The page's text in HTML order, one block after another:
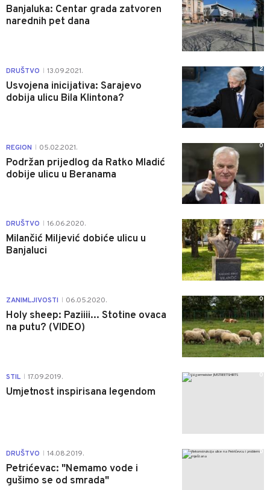
Banjaluka: Centar grada zatvoren
narednih pet dana
DRUŠTVO 13.09.2021.
Usvojena inicijativa: Sarajevo
dobija ulicu Bila Klintona?
2
REGION 05.02.2021.
Podržan prijedlog da Ratko Mladić
dobije ulicu u Beranama
0
DRUŠTVO 16.06.2020.
Milančić Miljević dobiće ulicu u
Banjaluci
0
ZANIMLJIVOSTI 06.05.2020.
Holy sheep: Paziiii... Stotine ovaca
na putu? (VIDEO)
0
STIL 17.09.2019.
Umjetnost inspirisana legendom
0
DRUŠTVO 14.08.2019.
Petrićevac: "Nemamo vode i
gušimo se od smrada"
0